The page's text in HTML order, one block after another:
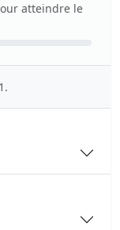
atteindre le